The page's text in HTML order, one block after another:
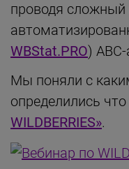
проводя
WBStat.PRO) АВС-
Мы поняли с
определились
WILDBERRIES».